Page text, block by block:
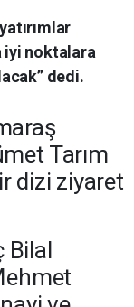
iyi noktalara
dedi.
Tarım
dizi ziyaret
Bilal